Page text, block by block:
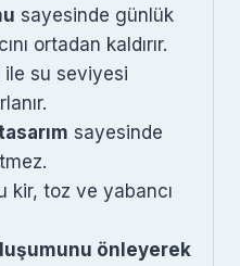
sayesinde günlük
ortadan kaldırır.
ile su seviyesi
sayesinde
kir, toz ve yabancı
önleyerek